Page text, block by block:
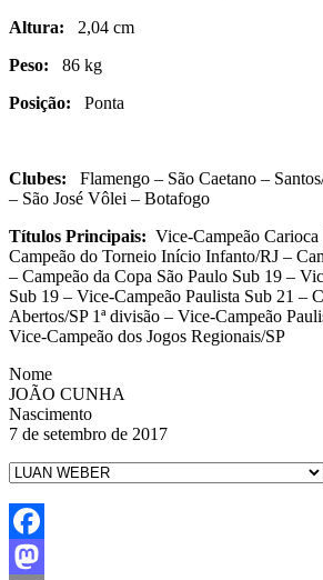
Altura: 2,04 cm
Peso: 86 kg
Posição: Ponta
Clubes: Flamengo – São Caetano –
– São José Vôlei – Botafogo
Títulos Principais: Vice-Campeão
Campeão do Torneio Início Infanto/RJ –
– Campeão da Copa São Paulo Sub 19 –
Sub 19 – Vice-Campeão Paulista Sub 21 –
Abertos/SP 1ª divisão – Vice-Campeão
Vice-Campeão dos Jogos Regionais/SP
Nome
JOÃO CUNHA
Nascimento
7 de setembro de 2017
Facebook